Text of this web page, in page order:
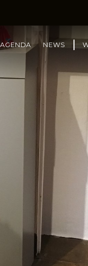
AGENDA NEWS